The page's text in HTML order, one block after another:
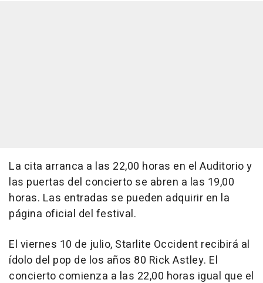
La cita arranca a las 22,00 horas en el Auditorio y
las puertas del concierto se abren a las 19,00
horas. Las entradas se pueden adquirir en la
página oficial del festival.
El viernes 10 de julio, Starlite Occident recibirá al
ídolo del pop de los años 80 Rick Astley. El
concierto comienza a las 22,00 horas igual que el